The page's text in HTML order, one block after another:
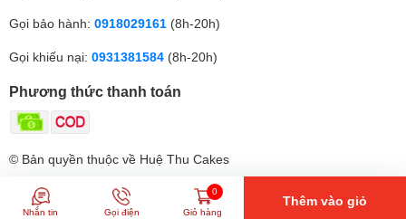
Gọi bảo hành: 0918029161 (8h-20h)
Gọi khiếu nại: 0931381584 (8h-20h)
Phương thức thanh toán
© Bản quyền thuộc về Huệ Thu Cakes
Nhắn tin Gọi điện
0
Giỏ hàng
Thêm vào giỏ